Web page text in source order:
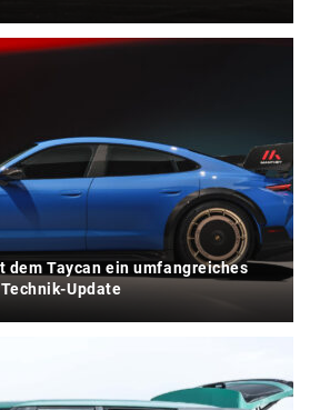
dem Taycan ein umfangreiches
Technik-Update